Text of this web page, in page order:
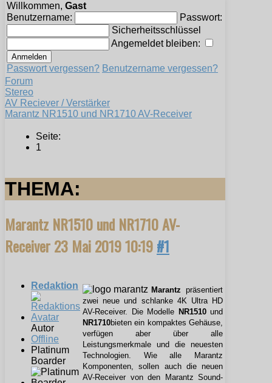
Willkommen, Gast
Benutzername:
Passwort:
Sicherheitsschlüssel
Angemeldet bleiben:
Passwort vergessen? Benutzername vergessen?
Forum
Stereo
AV Reciever / Verstärker
Marantz NR1510 und NR1710 AV-Receiver
Seite:
1
THEMA:
Marantz NR1510 und NR1710 AV-
Receiver23 Mai 2019 10:19#1
Redaktion
Autor
Offline
Platinum
Boarder
Marantz präsentiert
zwei neue und schlanke 4K Ultra HD
AV-Receiver. Die Modelle NR1510und
NR1710bieten ein kompaktes Gehäuse,
verfügen aber über alle
Leistungsmerkmale und die neuesten
Technologien. Wie alle Marantz
Komponenten, sollen auch die neuen
AV-Receiver von den Marantz Sound-